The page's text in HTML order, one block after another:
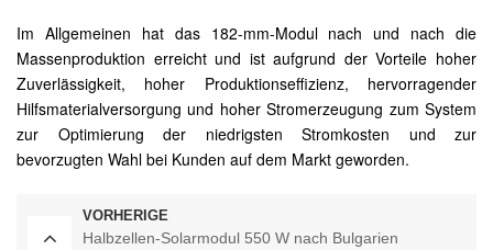
Im Allgemeinen hat das 182-mm-Modul nach und nach die
Massenproduktion erreicht und ist aufgrund der Vorteile hoher
Zuverlässigkeit, hoher Produktionseffizienz, hervorragender
Hilfsmaterialversorgung und hoher Stromerzeugung zum System
zur Optimierung der niedrigsten Stromkosten und zur
bevorzugten Wahl bei Kunden auf dem Markt geworden.
VORHERIGE
Halbzellen-Solarmodul 550 W nach Bulgarien